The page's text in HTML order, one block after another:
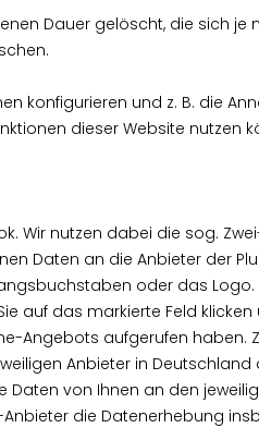
Dauer gelöscht, die sich je
konfigurieren und z. B. die
dieser Website nutzen
Wir nutzen dabei die sog.
Daten an die Anbieter der
oder das
auf das markierte Feld
Angebots aufgerufen haben.
Anbieter in
von Ihnen an den
die Datenerhebung